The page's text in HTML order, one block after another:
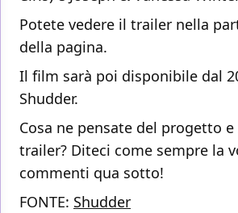
Potete vedere il trailer nella
della pagina.
Il film sarà poi disponibile dal
Shudder.
Cosa ne pensate del progetto
trailer? Diteci come sempre la
commenti qua sotto!
FONTE: Shudder